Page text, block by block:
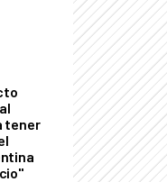
tener